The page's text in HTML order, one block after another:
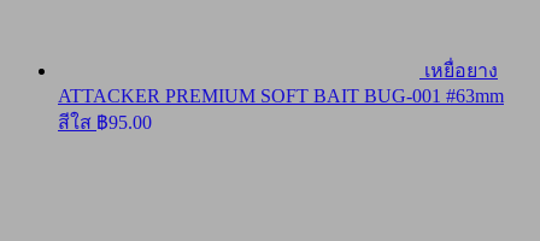
เหยื่อยาง
ATTACKER PREMIUM SOFT BAIT BUG-001 #63mm
สีใส ฿95.00